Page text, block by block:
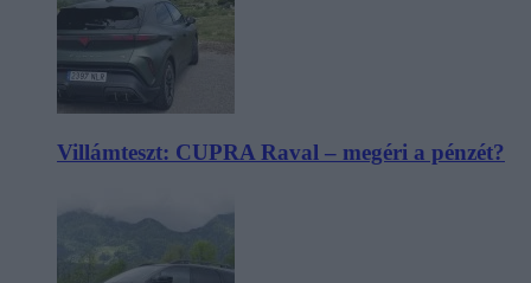
Villámteszt: CUPRA Raval – megéri a pénzét?